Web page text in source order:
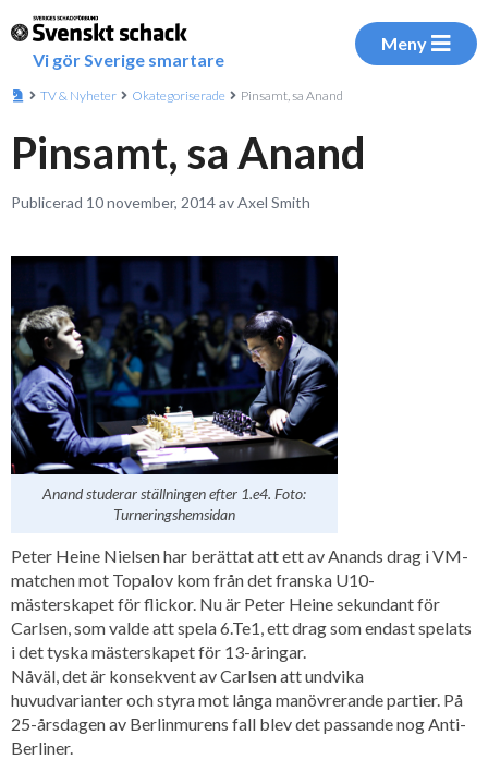
Vi gör Sverige smartare
Meny
TV & Nyheter Okategoriserade Pinsamt, sa Anand
Pinsamt, sa Anand
Publicerad 10 november, 2014 av Axel Smith
Anand studerar ställningen efter 1.e4. Foto:
Turneringshemsidan
Peter Heine Nielsen har berättat att ett av Anands drag i VM-
matchen mot Topalov kom från det franska U10-
mästerskapet för flickor. Nu är Peter Heine sekundant för
Carlsen, som valde att spela 6.Te1, ett drag som endast spelats
i det tyska mästerskapet för 13-åringar.
Nåväl, det är konsekvent av Carlsen att undvika
huvudvarianter och styra mot långa manövrerande partier. På
25-årsdagen av Berlinmurens fall blev det passande nog Anti-
Berliner.